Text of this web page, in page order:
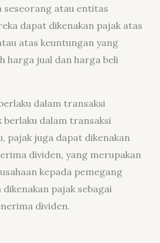
seseorang atau entitas
dapat dikenakan pajak atas
atas keuntungan yang
harga jual dan harga beli
dalam transaksi
berlaku dalam transaksi
pajak juga dapat dikenakan
dividen, yang merupakan
kepada pemegang
dikenakan pajak sebagai
dividen.